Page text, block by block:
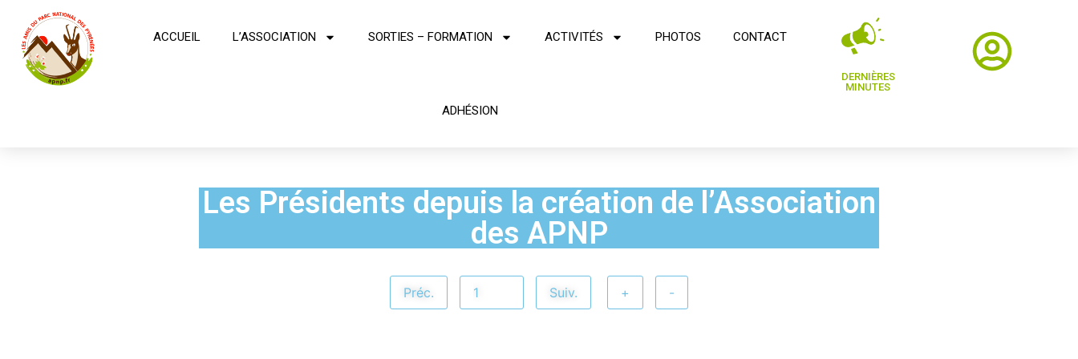
ACCUEIL L’ASSOCIATION SORTIES – FORMATION ACTIVITÉS PHOTOS CONTACT
ADHÉSION
DERNIÈRES
MINUTES
Les Présidents depuis la création de l’Association
des APNP
Préc. Suiv. + -